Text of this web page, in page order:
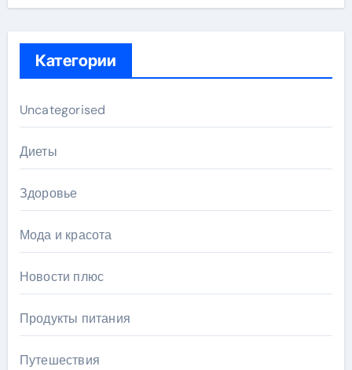
Категории
Uncategorised
Диеты
Здоровье
Мода и красота
Новости плюс
Продукты питания
Путешествия